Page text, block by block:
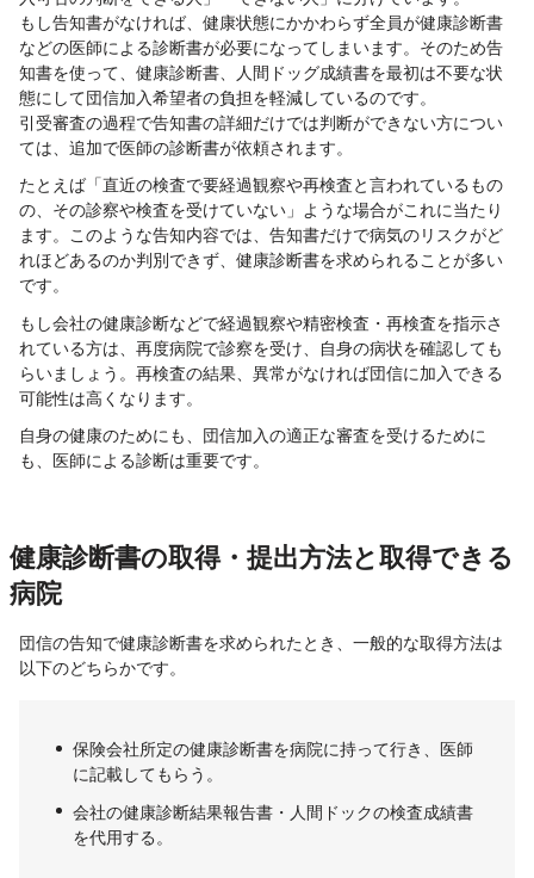
もし告知書がなければ、健康状態にかかわらず全員が健康診断書
などの医師による診断書が必要になってしまいます。そのため告
知書を使って、健康診断書、人間ドッグ成績書を最初は不要な状
態にして団信加入希望者の負担を軽減しているのです。
引受審査の過程で告知書の詳細だけでは判断ができない方につい
ては、追加で医師の診断書が依頼されます。
たとえば「直近の検査で要経過観察や再検査と言われているもの
の、その診察や検査を受けていない」ような場合がこれに当たり
ます。このような告知内容では、告知書だけで病気のリスクがど
れほどあるのか判別できず、健康診断書を求められることが多い
です。
もし会社の健康診断などで経過観察や精密検査・再検査を指示さ
れている方は、再度病院で診察を受け、自身の病状を確認しても
らいましょう。再検査の結果、異常がなければ団信に加入できる
可能性は高くなります。
自身の健康のためにも、団信加入の適正な審査を受けるために
も、医師による診断は重要です。
健康診断書の取得・提出方法と取得できる
病院
団信の告知で健康診断書を求められたとき、一般的な取得方法は
以下のどちらかです。
保険会社所定の健康診断書を病院に持って行き、医師
に記載してもらう。
会社の健康診断結果報告書・人間ドックの検査成績書
を代用する。